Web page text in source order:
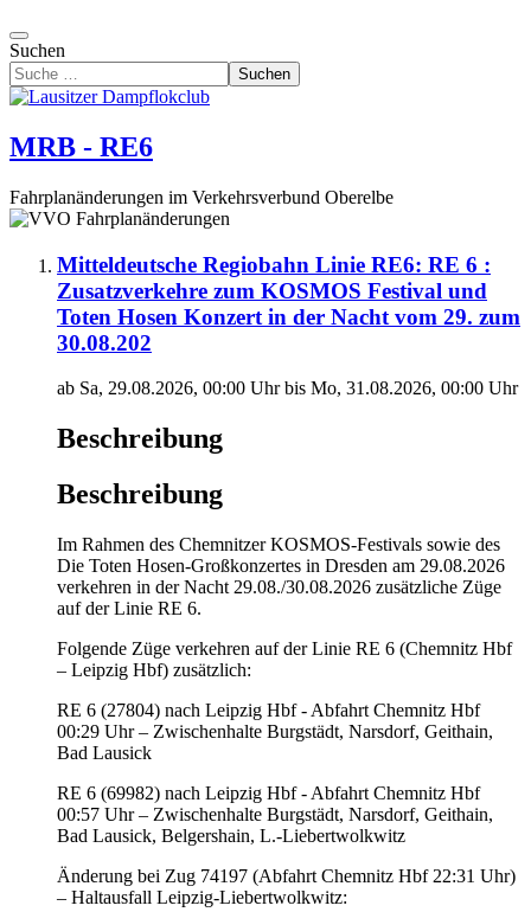
Suchen
Suchen
MRB - RE6
Fahrplanänderungen im Verkehrsverbund Oberelbe
Mitteldeutsche Regiobahn Linie RE6: RE 6 :
Zusatzverkehre zum KOSMOS Festival und
Toten Hosen Konzert in der Nacht vom 29. zum
30.08.202
ab Sa, 29.08.2026, 00:00 Uhr bis Mo, 31.08.2026, 00:00 Uhr
Beschreibung
Beschreibung
Im Rahmen des Chemnitzer KOSMOS-Festivals sowie des
Die Toten Hosen-Großkonzertes in Dresden am 29.08.2026
verkehren in der Nacht 29.08./30.08.2026 zusätzliche Züge
auf der Linie RE 6.
Folgende Züge verkehren auf der Linie RE 6 (Chemnitz Hbf
– Leipzig Hbf) zusätzlich:
RE 6 (27804) nach Leipzig Hbf - Abfahrt Chemnitz Hbf
00:29 Uhr – Zwischenhalte Burgstädt, Narsdorf, Geithain,
Bad Lausick
RE 6 (69982) nach Leipzig Hbf - Abfahrt Chemnitz Hbf
00:57 Uhr – Zwischenhalte Burgstädt, Narsdorf, Geithain,
Bad Lausick, Belgershain, L.-Liebertwolkwitz
Änderung bei Zug 74197 (Abfahrt Chemnitz Hbf 22:31 Uhr)
– Haltausfall Leipzig-Liebertwolkwitz: